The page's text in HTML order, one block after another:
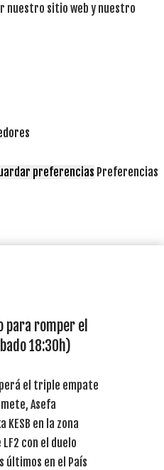
nuestro sitio web y nuestro
preferencias Preferencias
para romper el
18:30h)
el triple empate
Asefa
KESB en la zona
con el duelo
en el País